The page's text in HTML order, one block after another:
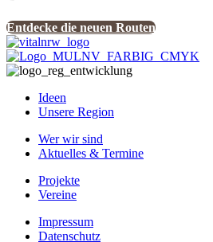
Entdecke die neuen Routen
Ideen
Unsere Region
Wer wir sind
Aktuelles & Termine
Projekte
Vereine
Impressum
Datenschutz